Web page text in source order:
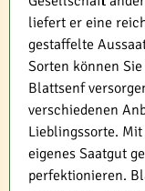
liefert er eine
gestaffelte
Sorten können
Blattsenf
verschiedenen
Lieblingssorte.
eigenes Saatgut
perfektionieren.